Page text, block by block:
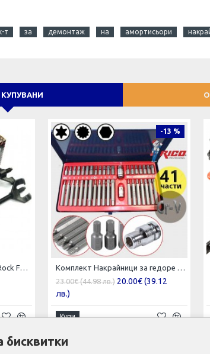
т за демонтаж на амортисьори
Скоби за пружини усилени Rock Force 380mm
-13 %
Комплект Накрайници за гедоре Rico 41 части 3/8 1/2
23.00€ (44.98 лв.) 20.00€ (39.12
лв.)
Купи
бисквитки